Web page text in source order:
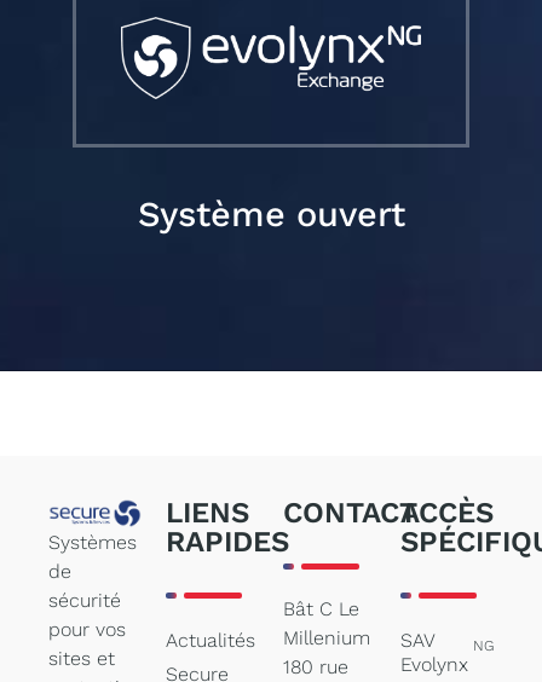
Système ouvert
Systèmes
de
sécurité
pour vos
sites et
LIENS
RAPIDES
Actualités
Secure
CONTACT
Bât C Le
Millenium
180 rue
ACCÈS
SAV
Evolynx
NG